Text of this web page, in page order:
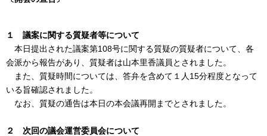
１ 議案に関する質疑者等について
本日提出された議案第108号に関する質疑の質疑者について、各
会派から報告があり、質疑者は山本里香議員とされました。
また、質疑時間については、答弁を含めて１人15分程度となって
いる旨確認されました。
なお、質疑の通告は本日の本会議再開までとされました。
２ 次回の議会運営委員会について